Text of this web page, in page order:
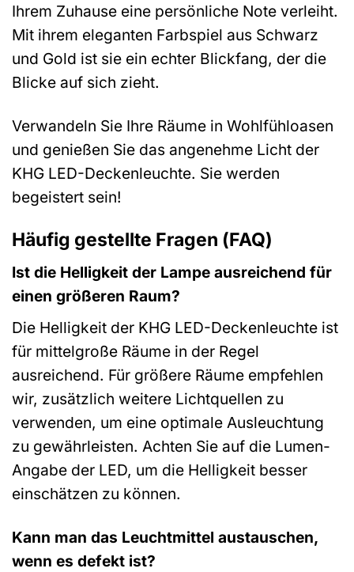
Ihrem Zuhause eine persönliche Note verleiht.
Mit ihrem eleganten Farbspiel aus Schwarz
und Gold ist sie ein echter Blickfang, der die
Blicke auf sich zieht.
Verwandeln Sie Ihre Räume in Wohlfühloasen
und genießen Sie das angenehme Licht der
KHG LED-Deckenleuchte. Sie werden
begeistert sein!
Häufig gestellte Fragen (FAQ)
Ist die Helligkeit der Lampe ausreichend für
einen größeren Raum?
Die Helligkeit der KHG LED-Deckenleuchte ist
für mittelgroße Räume in der Regel
ausreichend. Für größere Räume empfehlen
wir, zusätzlich weitere Lichtquellen zu
verwenden, um eine optimale Ausleuchtung
zu gewährleisten. Achten Sie auf die Lumen-
Angabe der LED, um die Helligkeit besser
einschätzen zu können.
Kann man das Leuchtmittel austauschen,
wenn es defekt ist?